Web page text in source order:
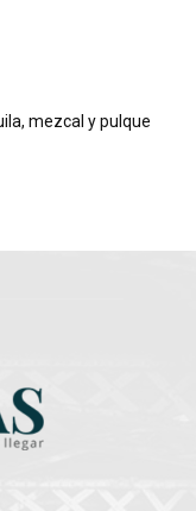
mezcal y pulque